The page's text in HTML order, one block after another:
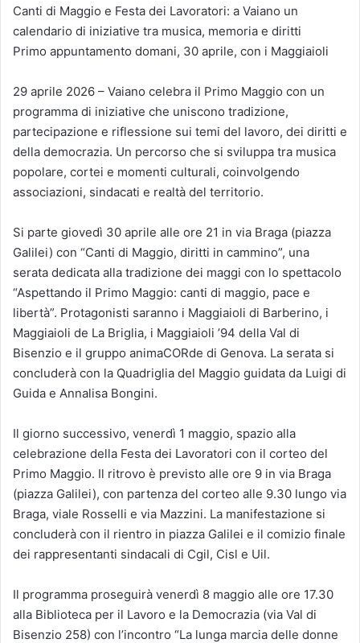
Canti di Maggio e Festa dei Lavoratori: a Vaiano un
calendario di iniziative tra musica, memoria e diritti
Primo appuntamento domani, 30 aprile, con i Maggiaioli
29 aprile 2026 – Vaiano celebra il Primo Maggio con un
programma di iniziative che uniscono tradizione,
partecipazione e riflessione sui temi del lavoro, dei diritti e
della democrazia. Un percorso che si sviluppa tra musica
popolare, cortei e momenti culturali, coinvolgendo
associazioni, sindacati e realtà del territorio.
Si parte giovedì 30 aprile alle ore 21 in via Braga (piazza
Galilei) con “Canti di Maggio, diritti in cammino”, una
serata dedicata alla tradizione dei maggi con lo spettacolo
“Aspettando il Primo Maggio: canti di maggio, pace e
libertà”. Protagonisti saranno i Maggiaioli di Barberino, i
Maggiaioli de La Briglia, i Maggiaioli ’94 della Val di
Bisenzio e il gruppo animaCORde di Genova. La serata si
concluderà con la Quadriglia del Maggio guidata da Luigi di
Guida e Annalisa Bongini.
Il giorno successivo, venerdì 1 maggio, spazio alla
celebrazione della Festa dei Lavoratori con il corteo del
Primo Maggio. Il ritrovo è previsto alle ore 9 in via Braga
(piazza Galilei), con partenza del corteo alle 9.30 lungo via
Braga, viale Rosselli e via Mazzini. La manifestazione si
concluderà con il rientro in piazza Galilei e il comizio finale
dei rappresentanti sindacali di Cgil, Cisl e Uil.
Il programma proseguirà venerdì 8 maggio alle ore 17.30
alla Biblioteca per il Lavoro e la Democrazia (via Val di
Bisenzio 258) con l’incontro “La lunga marcia delle donne